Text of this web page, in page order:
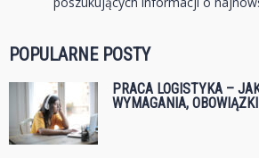
POPULARNE POSTY
PRACA LOGISTYKA –
WYMAGANIA, OBOWIĄZKI